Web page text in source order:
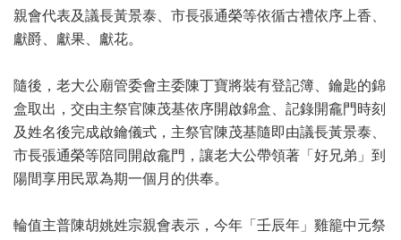
親會代表及議長黃景泰、市長張通榮等依循古禮依序上香、
獻爵、獻果、獻花。
隨後，老大公廟管委會主委陳丁寶將裝有登記簿、鑰匙的錦
盒取出，交由主祭官陳茂基依序開啟錦盒、記錄開龕門時刻
及姓名後完成啟鑰儀式，主祭官陳茂基隨即由議長黃景泰、
市長張通榮等陪同開啟龕門，讓老大公帶領著「好兄弟」到
陽間享用民眾為期一個月的供奉。
輪值主普陳胡姚姓宗親會表示，今年「壬辰年」雞籠中元祭